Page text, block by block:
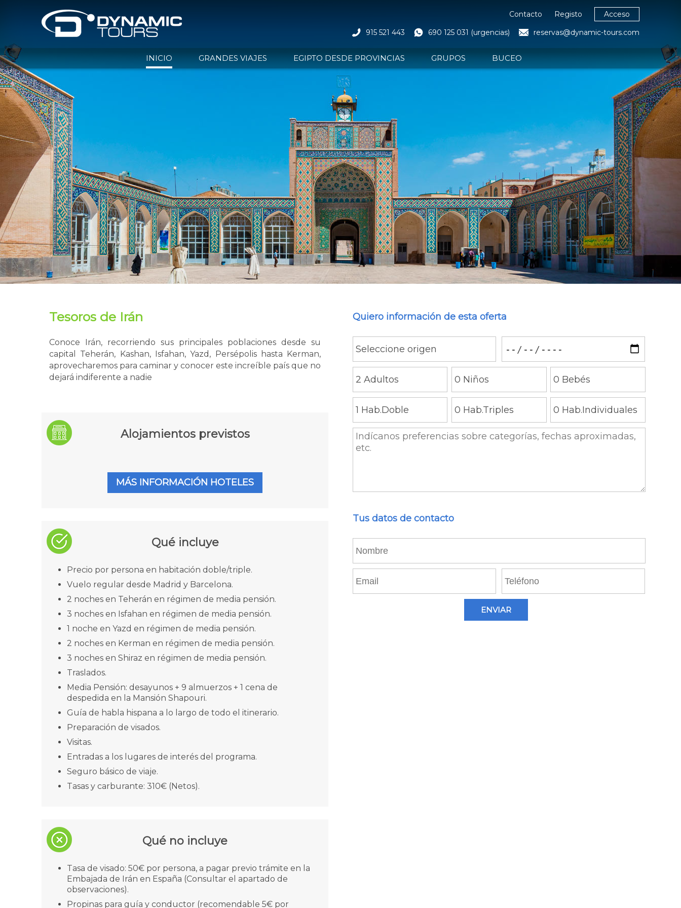
Contacto Registo
Acceso
915 521 443
690 125 031 (urgencias) reservas@dynamic-tours.com
INICIO GRANDES VIAJES EGIPTO DESDE PROVINCIAS GRUPOS BUCEO
Tesoros de Irán
Conoce Irán, recorriendo sus principales poblaciones desde su
capital Teherán, Kashan, Isfahan, Yazd, Persépolis hasta Kerman,
aprovecharemos para caminar y conocer este increíble país que no
dejará indiferente a nadie
Alojamientos previstos
MÁS INFORMACIÓN HOTELES
Qué incluye
Precio por persona en habitación doble/triple.
Vuelo regular desde Madrid y Barcelona.
2 noches en Teherán en régimen de media pensión.
3 noches en Isfahan en régimen de media pensión.
1 noche en Yazd en régimen de media pensión.
2 noches en Kerman en régimen de media pensión.
3 noches en Shiraz en régimen de media pensión.
Traslados.
Media Pensión: desayunos + 9 almuerzos + 1 cena de
despedida en la Mansión Shapouri.
Guía de habla hispana a lo largo de todo el itinerario.
Preparación de visados.
Visitas.
Entradas a los lugares de interés del programa.
Seguro básico de viaje.
Tasas y carburante: 310€ (Netos).
Qué no incluye
Tasa de visado: 50€ por persona, a pagar previo trámite en la
Embajada de Irán en España (Consultar el apartado de
observaciones).
Propinas para guía y conductor (recomendable 5€ por
Quiero información de esta oferta
Tus datos de contacto
ENVIAR